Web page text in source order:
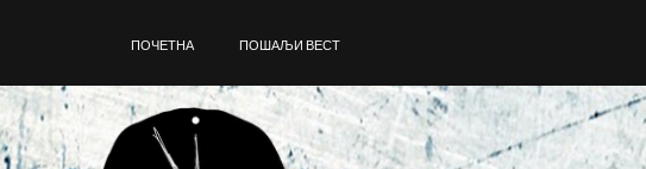
ПОЧЕТНА ПОШАЉИ ВЕСТ